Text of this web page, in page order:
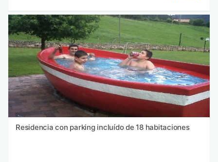
Residencia con parking incluído de 18 habitaciones